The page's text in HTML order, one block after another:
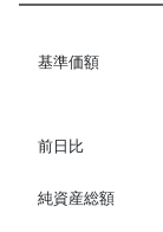
基準価額
前日比
純資産総額